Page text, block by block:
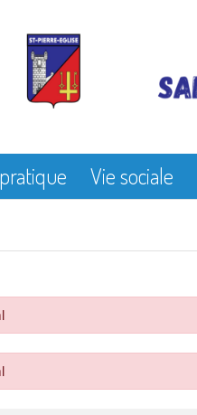
Vie sociale